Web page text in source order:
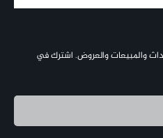
والمبيعات والعروض. اشترك في